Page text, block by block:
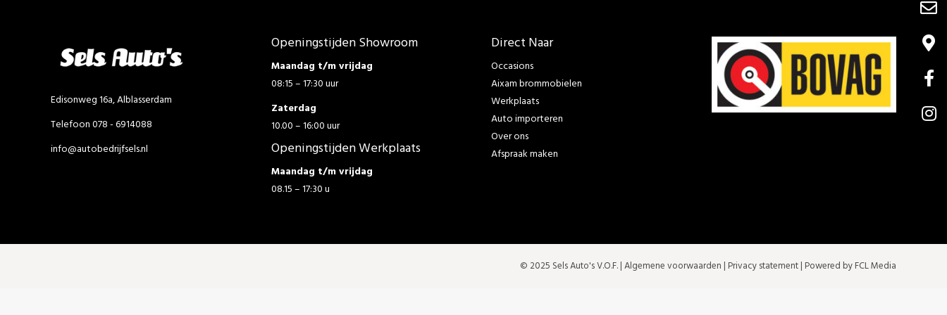
Edisonweg 16a, Alblasserdam
Telefoon 078 - 6914088
info@autobedrijfsels.nl
Openingstijden Showroom
Maandag t/m vrijdag
08:15 – 17:30 uur
Zaterdag
10.00 – 16:00 uur
Openingstijden Werkplaats
Maandag t/m vrijdag
08.15 – 17:30 u
Direct Naar
Occasions
Aixam brommobielen
Werkplaats
Auto importeren
Over ons
Afspraak maken
© 2025 Sels Auto's V.O.F. |Algemene voorwaarden | Privacy statement| Powered by FCL Media